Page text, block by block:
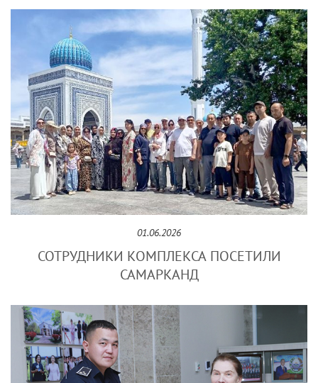
01.06.2026
СОТРУДНИКИ КОМПЛЕКСА ПОСЕТИЛИ
САМАРКАНД